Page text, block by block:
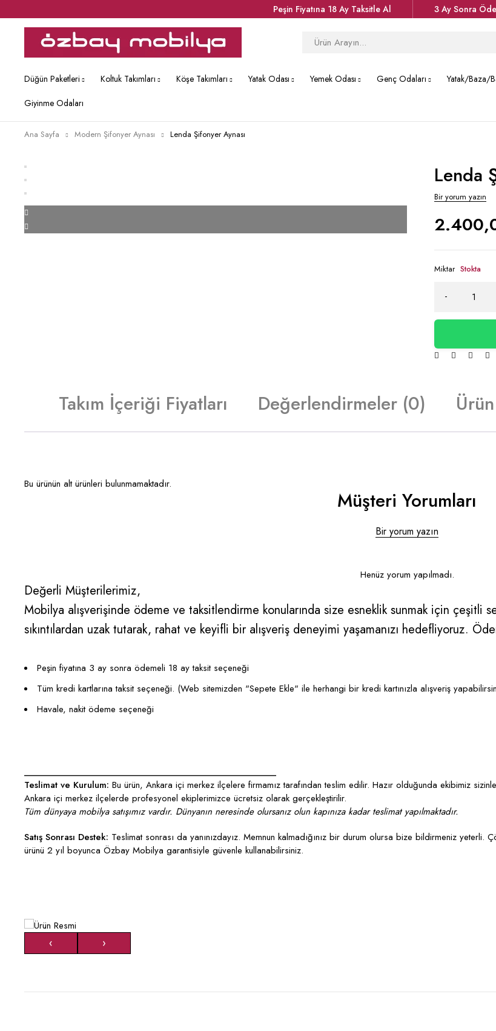
Peşin Fiyatına 18 Ay Taksitle Al 3 Ay Sonra
Düğün Paketleri Koltuk Takımları Köşe Takımları Yatak Odası Yemek Odası Genç Odaları Yatak/Baza/
Giyinme Odaları
Ana Sayfa Modern Şifonyer Aynası Lenda Şifonyer Aynası
Lenda
Bir yorum yazın
Miktar Stokta
Takım İçeriği Fiyatları Değerlendirmeler (0)
Bu ürünün alt ürünleri bulunmamaktadır.
Müşteri Yorumları
Bir yorum yazın
Henüz yorum yapılmadı.
Değerli Müşterilerimiz,
Mobilya alışverişinde ödeme ve taksitlendirme konularında size esneklik sunmak için çeşitli
sıkıntılardan uzak tutarak, rahat ve keyifli bir alışveriş deneyimi yaşamanızı hedefliyoruz.
Peşin fiyatına 3 ay sonra ödemeli 18 ay taksit seçeneği
Tüm kredi kartlarına taksit seçeneği. (Web sitemizden "Sepete Ekle" ile herhangi bir kredi kartınızla alışveriş
Havale, nakit ödeme seçeneği
____________________________________________________
Teslimat ve Kurulum: Bu ürün, Ankara içi merkez ilçelere firmamız tarafından teslim edilir. Hazır olduğunda ekibimiz
Ankara içi merkez ilçelerde profesyonel ekiplerimizce ücretsiz olarak gerçekleştirilir.
Tüm dünyaya mobilya satışımız vardır. Dünyanın neresinde olursanız olun kapınıza kadar teslimat yapılmaktadır.
Satış Sonrası Destek: Teslimat sonrası da yanınızdayız. Memnun kalmadığınız bir durum olursa bize bildirmeniz yeterli.
ürünü 2 yıl boyunca Özbay Mobilya garantisiyle güvenle kullanabilirsiniz.
‹ ›